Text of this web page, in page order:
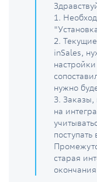
1.
2.
inSales,
нужно
3. Заказы,
на
старая